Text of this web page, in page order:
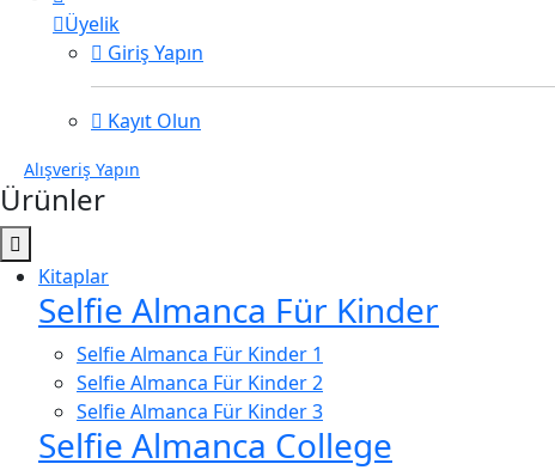
Üyelik
Giriş Yapın
Kayıt Olun
Alışveriş Yapın
Ürünler
Kitaplar
Selfie Almanca Für Kinder
Selfie Almanca Für Kinder 1
Selfie Almanca Für Kinder 2
Selfie Almanca Für Kinder 3
Selfie Almanca College